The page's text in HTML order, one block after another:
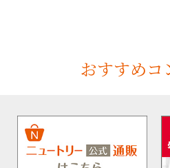
おすすめコ